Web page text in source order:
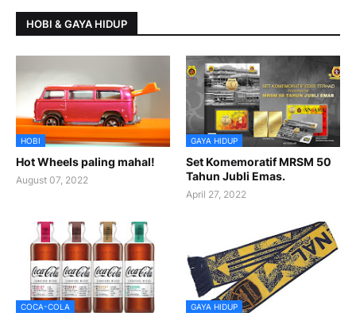
HOBI & GAYA HIDUP
HOBI
Hot Wheels paling mahal!
August 07, 2022
GAYA HIDUP
Set Komemoratif MRSM 50
Tahun Jubli Emas.
April 27, 2022
COCA-COLA GAYA HIDUP